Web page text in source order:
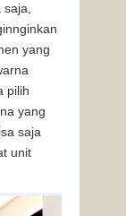
yang
pilih
yang
saja
unit